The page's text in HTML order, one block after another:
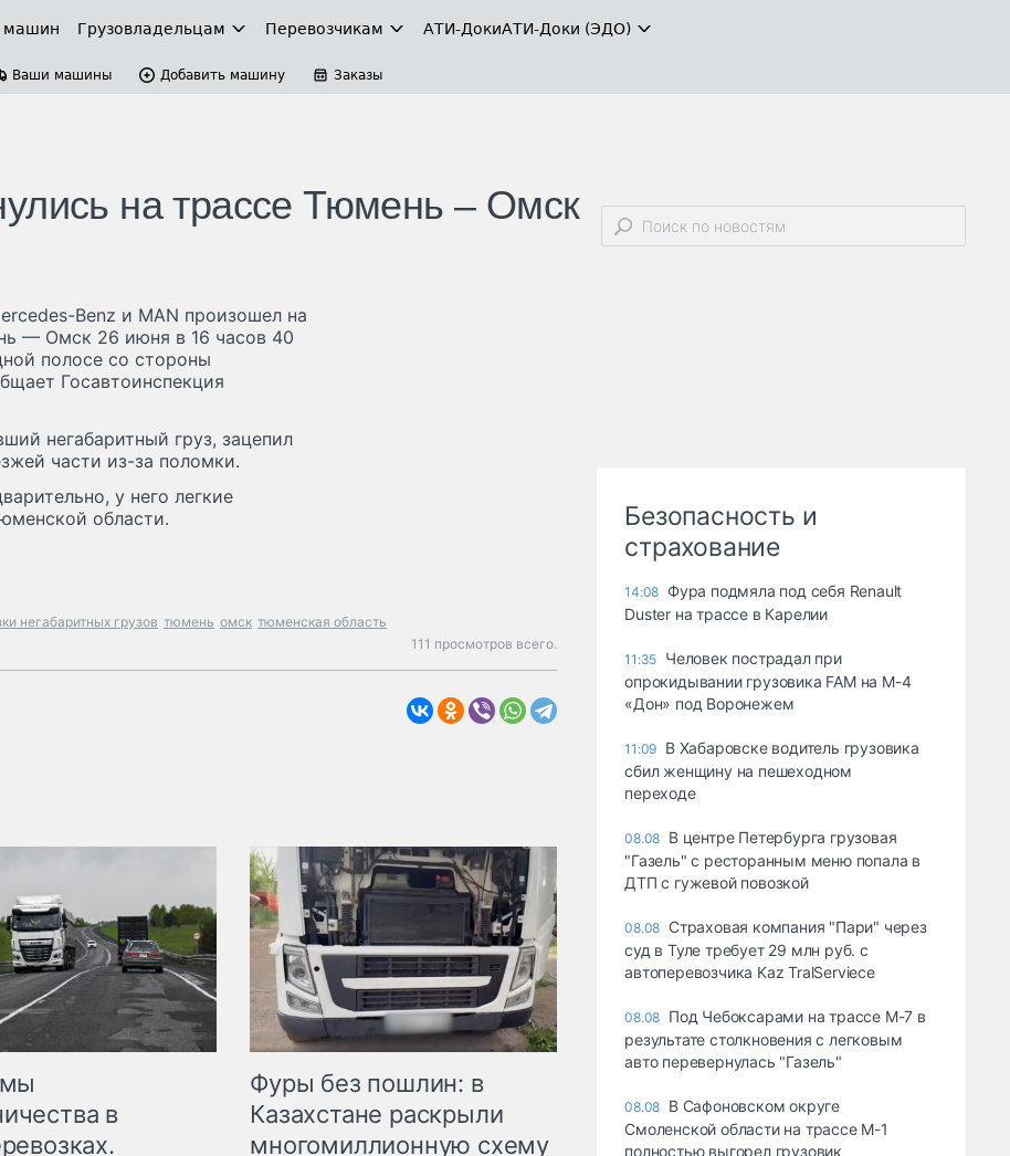
машин Грузовладельцам Перевозчикам АТИ-ДокиАТИ-Доки (ЭДО)
Ваши машины Добавить машину Заказы
на трассе Тюмень – Омск
Benz и MAN произошел на
— Омск 26 июня в 16 часов 40
полосе со стороны
Госавтоинспекция
негабаритный груз, зацепил
части из-за поломки.
у него легкие
области.
негабаритных грузов тюмень омск тюменская область
111 просмотров всего.
в
Фуры без пошлин: в
Казахстане раскрыли
многомиллионную схему
Безопасность и
страхование
14:08 Фура подмяла под себя Renault
Duster на трассе в Карелии
11:35 Человек пострадал при
опрокидывании грузовика FAM на М-4
«Дон» под Воронежем
11:09 В Хабаровске водитель грузовика
сбил женщину на пешеходном
переходе
08.08 В центре Петербурга грузовая
"Газель" с ресторанным меню попала в
ДТП с гужевой повозкой
08.08 Страховая компания "Пари" через
суд в Туле требует 29 млн руб. с
автоперевозчика Kaz TralServiece
08.08 Под Чебоксарами на трассе М-7 в
результате столкновения с легковым
авто перевернулась "Газель"
08.08 В Сафоновском округе
Смоленской области на трассе М-1
полностью выгорел грузовик